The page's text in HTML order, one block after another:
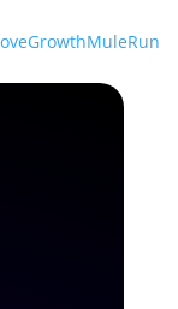
MuleRun